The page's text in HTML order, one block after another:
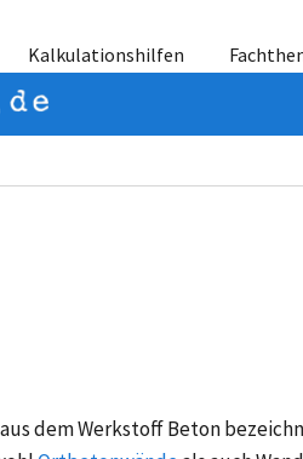
Kalkulationshilfen
dem Werkstoff Beton